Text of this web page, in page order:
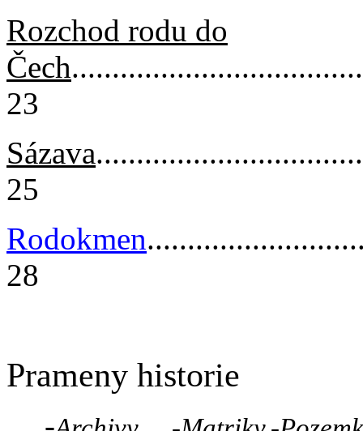
Rozchod rodu do
Čech
23
Sázava
25
Rodokmen
28
Prameny historie